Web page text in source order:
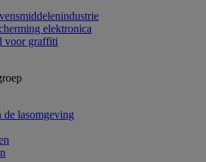
elektronica
voor graffiti
de lasomgeving